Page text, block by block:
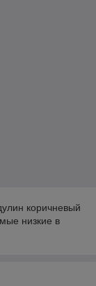
коричневый
низкие в